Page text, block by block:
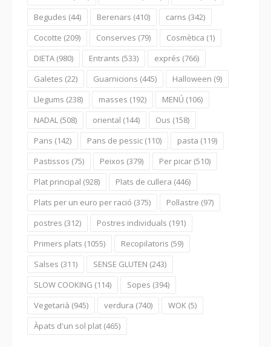
Begudes (44) Berenars (410) carns (342)
Cocotte (209) Conserves (79) Cosmètica (1)
DIETA (980) Entrants (533) exprés (766)
Galetes (22) Guarnicions (445) Halloween (9)
Llegums (238) masses (192) MENÚ (106)
NADAL (508) oriental (144) Ous (158)
Pans (142) Pans de pessic (110) pasta (119)
Pastissos (75) Peixos (379) Per picar (510)
Plat principal (928) Plats de cullera (446)
Plats per un euro per ració (375) Pollastre (97)
postres (312) Postres individuals (191)
Primers plats (1055) Recopilatoris (59)
Salses (311) SENSE GLUTEN (243)
SLOW COOKING (114) Sopes (394)
Vegetarià (945) verdura (740) WOK (5)
Àpats d'un sol plat (465)